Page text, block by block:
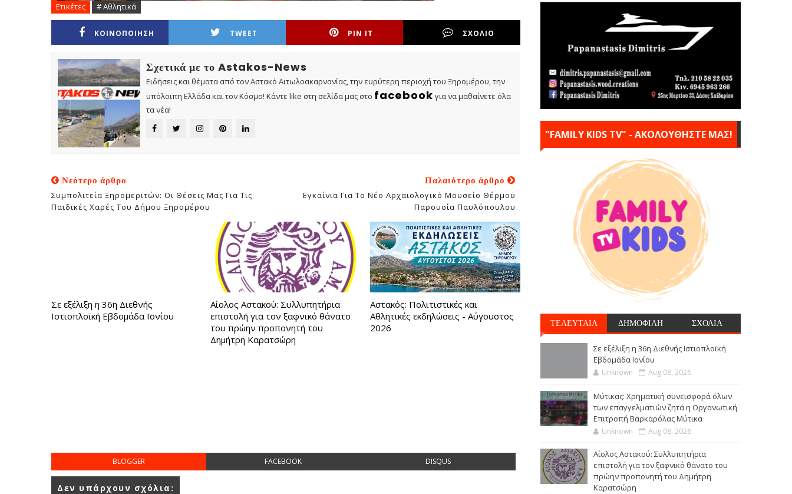
Ετικέτες # Αθλητικά
ΚΟΙΝΟΠΟΙΗΣΗ TWEET PIN IT ΣΧΟΛΙΟ
Σχετικά με το Astakos-News
Ειδήσεις και θέματα από τον Αστακό Αιτωλοακαρνανίας, την ευρύτερη περιοχή του Ξηρομέρου, την
υπόλοιπη Ελλάδα και τον Κόσμο! Κάντε like στη σελίδα μας στο facebook για να μαθαίνετε όλα
τα νέα!
Νεότερο άρθρο
Συμπολιτεία Ξηρομεριτών: Οι Θέσεις Μας Για Τις
Παιδικές Χαρές Του Δήμου Ξηρομέρου
Παλαιότερο άρθρο
Εγκαίνια Για Το Νέο Αρχαιολογικό Μουσείο Θέρμου
Παρουσία Παυλόπουλου
Σε εξέλιξη η 36η Διεθνής
Ιστιοπλοϊκή Εβδομάδα Ιονίου
Αίολος Αστακού: Συλλυπητήρια
επιστολή για τον ξαφνικό θάνατο
του πρώην προπονητή του
Δημήτρη Καρατσώρη
Αστακός: Πολιτιστικές και
Αθλητικές εκδηλώσεις - Αύγουστος
2026
BLOGGER FACEBOOK DISQUS
Δεν υπάρχουν σχόλια:
"FAMILY KIDS TV" - ΑΚΟΛΟΥΘΗΣΤΕ ΜΑΣ!
ΤΕΛΕΥΤΑΙΑ ΔΗΜΟΦΙΛΗ ΣΧΟΛΙΑ
Σε εξέλιξη η 36η Διεθνής Ιστιοπλοϊκή
Εβδομάδα Ιονίου
Unknown Aug 08, 2026
Μύτικας: Χρηματική συνεισφορά όλων
των επαγγελματιών ζητά η Οργανωτική
Επιτροπή Βαρκαρόλας Μύτικα
Unknown Aug 08, 2026
Αίολος Αστακού: Συλλυπητήρια
επιστολή για τον ξαφνικό θάνατο του
πρώην προπονητή του Δημήτρη
Καρατσώρη